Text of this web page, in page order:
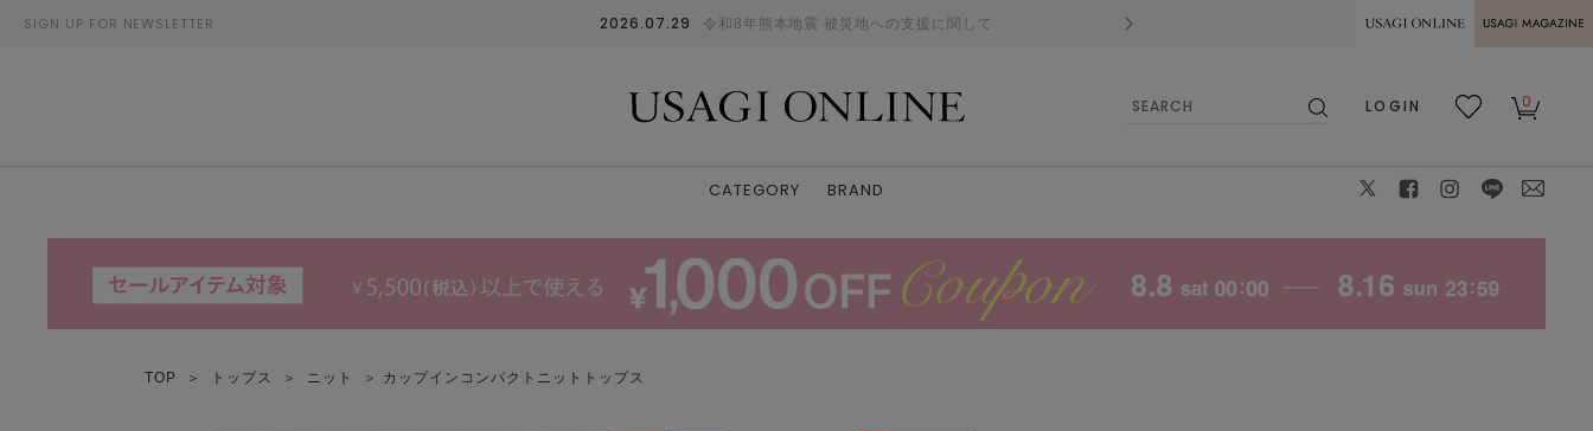
SIGN UP FOR NEWSLETTER 2026.07.29 令和8年熊本地震 被災地への支援に関して 熊本県熊本地方を震源とする地震の影響に
MAGAZINE
LOGIN
0
CATEGORY BRAND
TOP ＞ トップス ＞ ニット ＞ カップインコンパクトニットトップス